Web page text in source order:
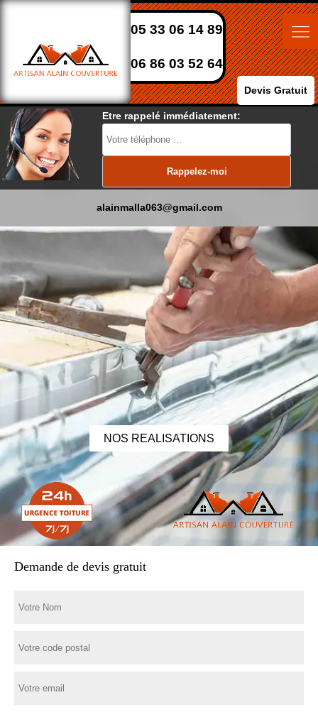
05 33 06 14 89
06 86 03 52 64
Devis Gratuit
Etre rappelé immédiatement:
alainmalla063@gmail.com
NOS REALISATIONS
Demande de devis gratuit